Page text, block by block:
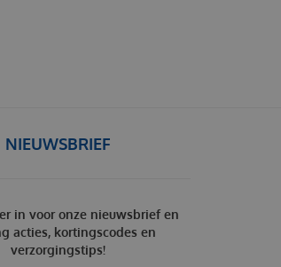
NIEUWSBRIEF
in voor onze nieuwsbrief en
acties, kortingscodes en
verzorgingstips!